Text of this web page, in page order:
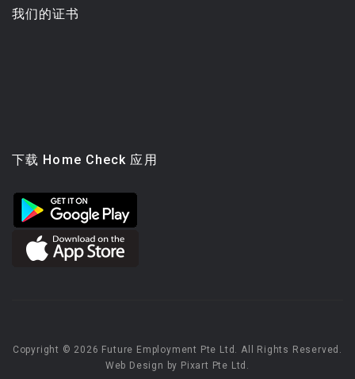
我们的证书
下载 Home Check 应用
Copyright © 2026 Future Employment Pte Ltd. All Rights Reserved.
Web Design by Pixart Pte Ltd.